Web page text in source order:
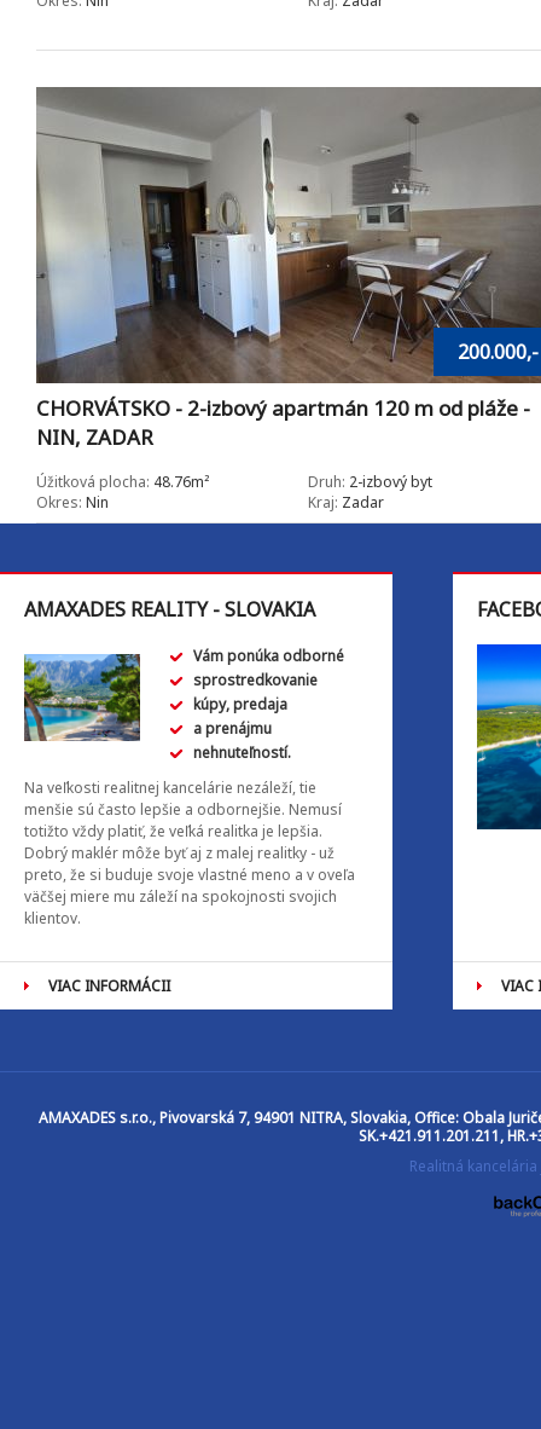
CHORVÁTSKO - 2-izbový apartmán 120 m od pláže -
NIN, ZADAR
Úžitková plocha: 48.76m² Druh: 2-izbový byt
Okres: Nin Kraj: Zadar
AMAXADES REALITY - SLOVAKIA
Vám ponúka odborné
sprostredkovanie
kúpy, predaja
a prenájmu
nehnuteľností.
Na veľkosti realitnej kancelárie nezáleží, tie
menšie sú často lepšie a odbornejšie. Nemusí
totižto vždy platiť, že veľká realitka je lepšia.
Dobrý maklér môže byť aj z malej realitky - už
preto, že si buduje svoje vlastné meno a v oveľa
väčšej miere mu záleží na spokojnosti svojich
klientov.
VIAC INFORMÁCII VIAC
AMAXADES s.r.o., Pivovarská 7, 94901 NITRA, Slovakia, Office: Obala
SK.+421.911.201.211,
Realitná